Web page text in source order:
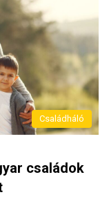
Családháló
családok